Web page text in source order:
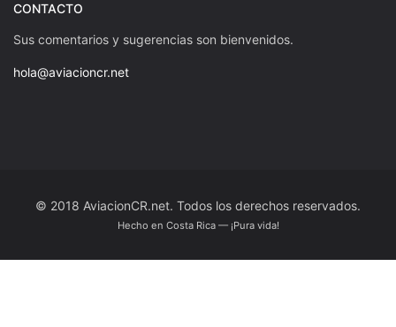
CONTACTO
Sus comentarios y sugerencias son bienvenidos.
hola@aviacioncr.net
© 2018 AviacionCR.net. Todos los derechos reservados.
Hecho en Costa Rica — ¡Pura vida!